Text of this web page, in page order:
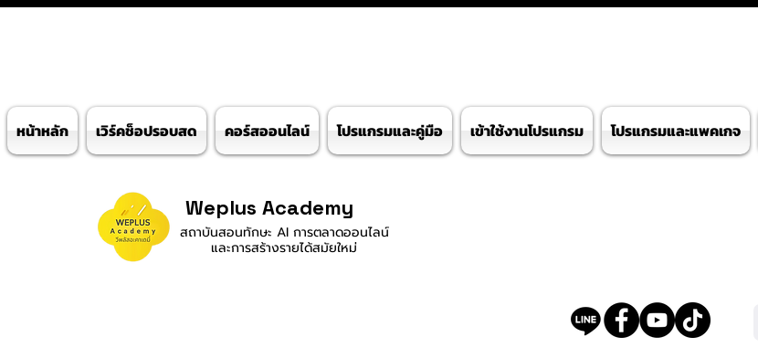
Weplus Academy
สถาบันสอนทักษะ AI การตลาดออนไลน์
และการสร้างรายได้สมัยใหม่
หน้าหลัก เวิร์คช็อปรอบสด คอร์สออนไลน์ โปรแกรมและคู่มือ เข้าใช้งานโปรแกรม โปรแกรมและแพคเกจ